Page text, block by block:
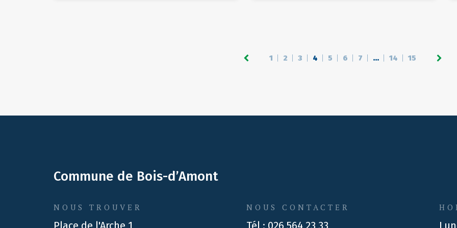
1 2 3 4 5 6 7 … 14 15
Commune de Bois-d’Amont
NOUS TROUVER
Place de l'Arche 1
NOUS CONTACTER
Tél : 026 564 23 33